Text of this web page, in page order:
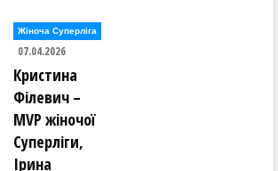
Жіноча Суперліга
07.04.2026
Кристина
Філевич –
MVP жіночої
Суперліги,
Ірина